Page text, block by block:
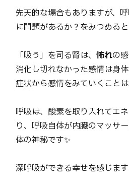
先天的な場合もありますが、
に問題があるか？をみつめる
「吸う」を司る腎は、 怖れの
消化し切れなかった感情は身
症状から感情をみていくことは
呼吸は、酸素を取り入れてエ
り、呼吸自体が内臓のマッサ
体の神秘です✨
深呼吸ができる幸せを感じま